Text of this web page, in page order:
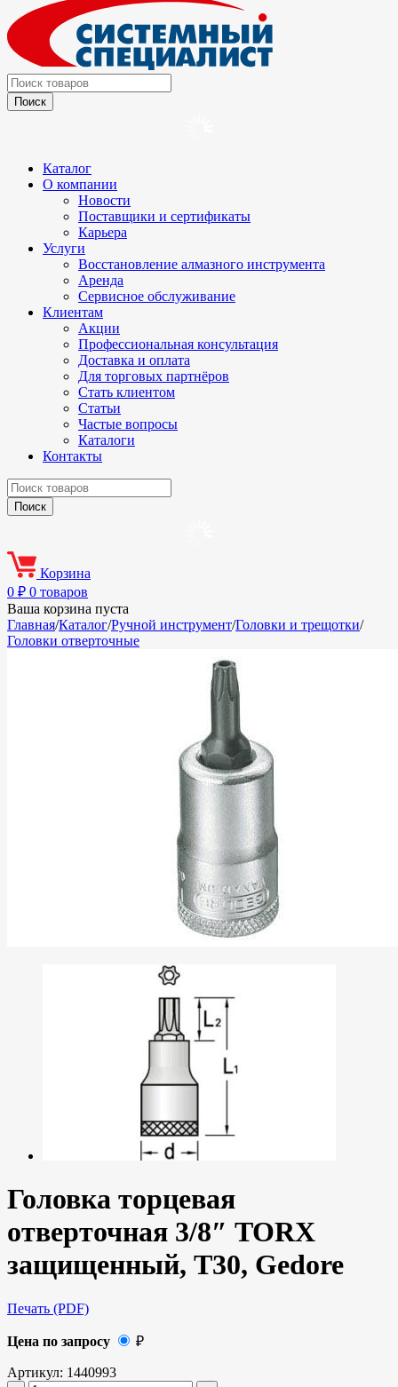
Каталог
О компании
Новости
Поставщики и сертификаты
Карьера
Услуги
Восстановление алмазного инструмента
Аренда
Сервисное обслуживание
Клиентам
Акции
Профессиональная консультация
Доставка и оплата
Для торговых партнёров
Стать клиентом
Статьи
Частые вопросы
Каталоги
Контакты
Корзина
0 ₽ 0 товаров
Ваша корзина пуста
Главная/Каталог/Ручной инструмент/Головки и трещотки/
Головки отверточные
Головка торцевая
отверточная 3/8″ TORX
защищенный, T30, Gedore
Печать (PDF)
Цена по запросу ₽
Артикул: 1440993